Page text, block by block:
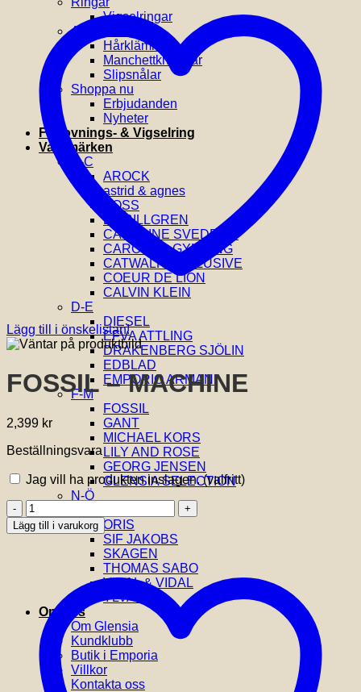
Vigselringar
Accessoarer
Hårklämmor
Manchettknappar
Slipsnålar
Shoppa nu
Erbjudanden
Nyheter
Förlovnings- & Vigselring
Varumärken
A-C
AROCK
astrid & agnes
BOSS
BY BILLGREN
CAROLINE SVEDBOM
CAROLINA GYNNING
CATWALK EXCLUSIVE
COEUR DE LION
CALVIN KLEIN
D-E
DIESEL
EFVA ATTLING
DRAKENBERG SJÖLIN
EDBLAD
EMPORIO ARMANI
F-M
FOSSIL
GANT
MICHAEL KORS
LILY AND ROSE
GEORG JENSEN
GLENSIA SELECTION
N-Ö
ORIS
SIF JAKOBS
SKAGEN
THOMAS SABO
VIDAL & VIDAL
YLVA LI
Om oss
Om Glensia
Kundklubb
Butik i Emporia
Villkor
Kontakta oss
Lägg till i önskelistan!
FOSSIL – MACHINE
2,399 kr
Beställningsvara
Jag vill ha produkten inslagen.(valfritt)
FOSSIL
-
MACHINE
Lägg till i varukorg